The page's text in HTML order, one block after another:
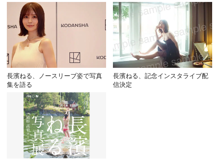
長濱ねる、ノースリーブ姿で写真
集を語る
長濱ねる、記念インスタライブ配
信決定